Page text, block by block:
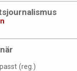
(reg.)